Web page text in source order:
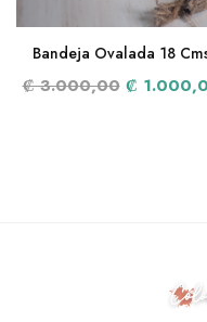
Bandeja Ovalada 18
₡ 3.000,00 ₡